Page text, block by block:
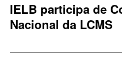
IELB participa de
Nacional da LCMS